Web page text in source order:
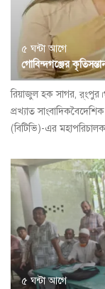
৫ ঘন্টা আগে
গোবিন্দগঞ্জের
রিয়াজুল হক সাগর,
প্রখ্যাত
(বিটিভি)-এর
৫ ঘন্টা আগে